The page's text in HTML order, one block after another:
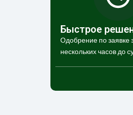
Быстрое
Одобрение по заявке
нескольких часов до